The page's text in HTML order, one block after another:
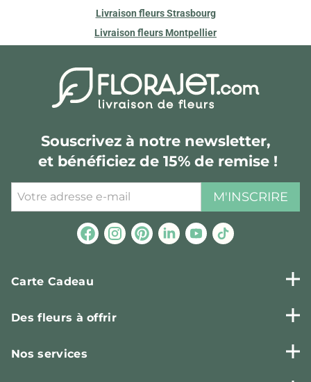
Livraison fleurs Strasbourg
Livraison fleurs Montpellier
Souscrivez à notre newsletter,
et bénéficiez de 15% de remise !
M'INSCRIRE
Carte Cadeau
Des fleurs à offrir
Nos services